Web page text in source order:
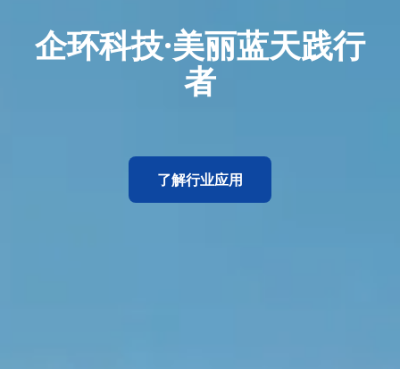
企环科技·美丽蓝天践行
者
了解行业应用